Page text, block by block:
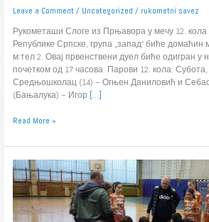
Leave a Comment / Uncategorized / rukometni savez
Рукометаши Слоге из Прњавора у мечу 12. кола
Републике Српске, група „запад“ биће
м:тел 2. Овај првенствени дуел биће одигран у
почетком од 17 часова. Парови 12. кола:
Средњошколац (14) – Огњен Даниловић и
(Бањалука) – Игор […]
Read More »
м:тел
Прва
лига
РС
(Ж):